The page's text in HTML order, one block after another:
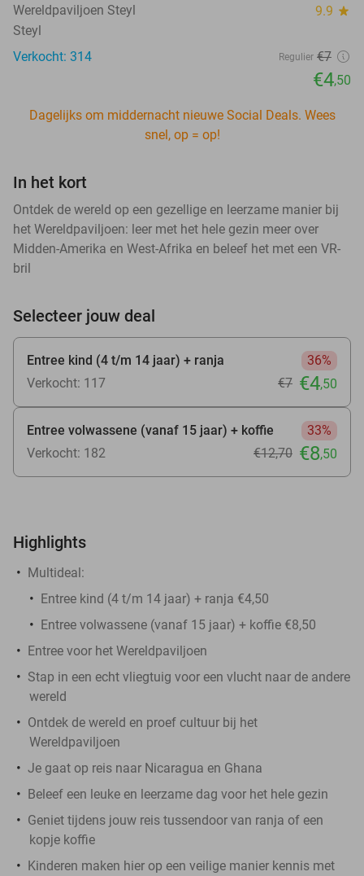
Wereldpaviljoen Steyl 9.9 star
Steyl
Verkocht: 314
Regulier €7
€4,50
Dagelijks om middernacht nieuwe Social Deals. Wees
snel, op = op!
In het kort
Ontdek de wereld op een gezellige en leerzame manier bij
het Wereldpaviljoen: leer met het hele gezin meer over
Midden-Amerika en West-Afrika en beleef het met een VR-
bril
Selecteer jouw deal
Entree kind (4 t/m 14 jaar) + ranja
36%
Verkocht: 117
€7 €4,50
Entree volwassene (vanaf 15 jaar) + koffie
33%
Verkocht: 182
€12,70 €8,50
Highlights
Multideal:
Entree kind (4 t/m 14 jaar) + ranja €4,50
Entree volwassene (vanaf 15 jaar) + koffie €8,50
Entree voor het Wereldpaviljoen
Stap in een echt vliegtuig voor een vlucht naar de andere
wereld
Ontdek de wereld en proef cultuur bij het
Wereldpaviljoen
Je gaat op reis naar Nicaragua en Ghana
Beleef een leuke en leerzame dag voor het hele gezin
Geniet tijdens jouw reis tussendoor van ranja of een
kopje koffie
Kinderen maken hier op een veilige manier kennis met